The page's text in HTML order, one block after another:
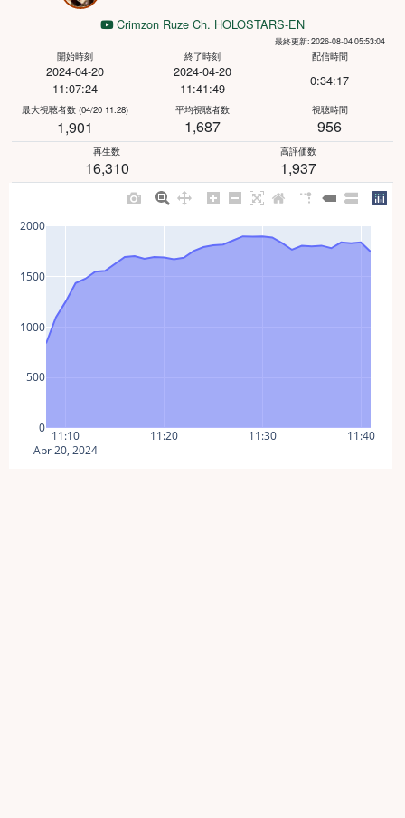
Crimzon Ruze Ch. HOLOSTARS-EN
最終更新: 2026-08-04 05:53:04
開始時刻
2024-04-20
11:07:24
終了時刻
2024-04-20
11:41:49
配信時間
0:34:17
最大視聴者数 (04/20 11:28)
1,901
平均視聴者数
1,687
視聴時間
956
再生数
16,310
高評価数
1,937
11:10
Apr 20, 2024
11:20 11:30 11:40
0
500
1000
1500
2000